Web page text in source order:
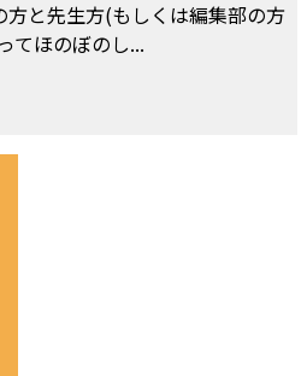
と先生方(もしくは編集部の方
てほのぼのし...